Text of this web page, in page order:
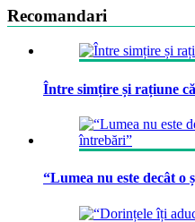
Recomandari
Între simțire și rațiune
“Lumea nu este decât o